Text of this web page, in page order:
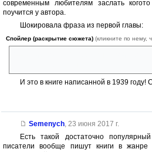
современным любителям заслать
поучится у автора.
Шокировала фраза из первой главы:
Спойлер (раскрытие сюжета) (кликните по нему,
И это в книге написанной в 1939 году!
Semenych, 23 июня 2017 г.
Есть такой достаточно
писатели вообще пишут книги в жанре